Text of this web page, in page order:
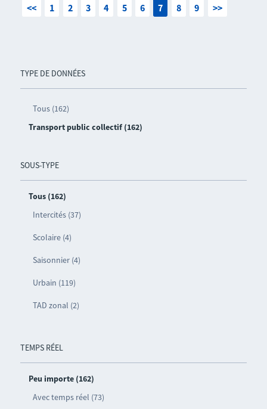
TYPE DE DONNÉES
Tous (162)
Transport public collectif (162)
SOUS-TYPE
Tous (162)
Intercités (37)
Scolaire (4)
Saisonnier (4)
Urbain (119)
TAD zonal (2)
TEMPS RÉEL
Peu importe (162)
Avec temps réel (73)
<< 1 2 3 4 5 6 7 8 9 >>